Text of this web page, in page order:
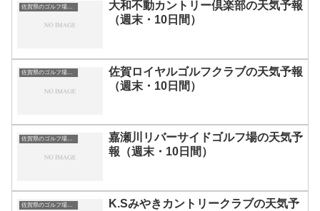
佐賀県のゴルフ場一覧｜距離が長い・広いゴルフ場ランキング
大和不動カントリー倶楽部の天気予報
（週末・10日間）
佐賀県のゴルフ場一覧｜距離が長い・広いゴルフ場ランキング
佐賀ロイヤルゴルフクラブの天気予報
（週末・10日間）
佐賀県のゴルフ場一覧｜距離が長い・広いゴルフ場ランキング
嘉瀬川リバーサイドゴルフ場の天気予
報（週末・10日間）
佐賀県のゴルフ場一覧｜距離が長い・広いゴルフ場ランキング
K.Sみやきカントリークラブの天気予